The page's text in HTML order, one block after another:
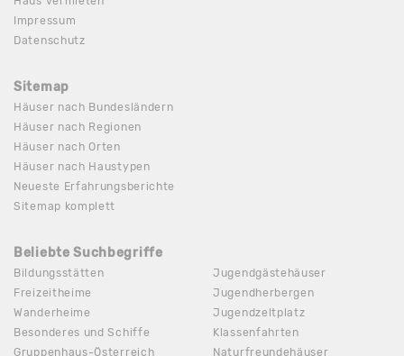
Impressum
Datenschutz
Sitemap
Häuser nach Bundesländern
Häuser nach Regionen
Häuser nach Orten
Häuser nach Haustypen
Neueste Erfahrungsberichte
Sitemap komplett
Beliebte Suchbegriffe
Bildungsstätten
Freizeitheime
Wanderheime
Besonderes und Schiffe
Gruppenhaus-Österreich
Jugendgästehäuser
Jugendherbergen
Jugendzeltplatz
Klassenfahrten
Naturfreundehäuser